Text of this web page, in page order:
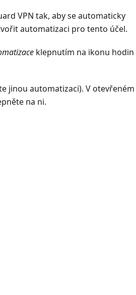
VPN tak, aby se automaticky
automatizaci pro tento účel.
klepnutím na ikonu hodin
jinou automatizaci). V otevřeném
na ni.